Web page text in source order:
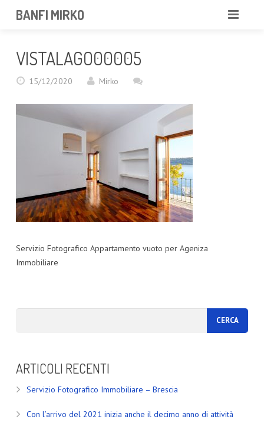
BANFI MIRKO
PORTFOLIO
CONTATTAMI
VISTALAGO00005
15/12/2020 Mirko
Servizio Fotografico Appartamento vuoto per Ageniza
Immobiliare
ARTICOLI RECENTI
Servizio Fotografico Immobiliare – Brescia
Con l’arrivo del 2021 inizia anche il decimo anno di attività